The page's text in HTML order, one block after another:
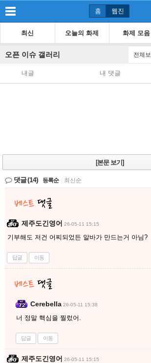
홈 웹진
최신 오늘의 화제 화제 모음
오픈 이슈 갤러리 전체
내글 내 댓글
[본문 보기]
댓글(14) 등록순 최신순
제주도긴영어 26-05-11 15:15
기부해도 저건 어찌되었든 알바가 만드는거 아님?
답글 이동
Cerebella 26-05-11 15:38
너 정말 핵심을 찔렀어.
답글 이동
제주도긴영어 26-05-11 15:15